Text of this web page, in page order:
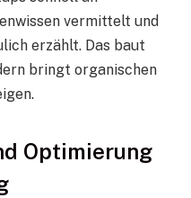
vermittelt und
erzählt. Das baut
bringt organischen
Optimierung